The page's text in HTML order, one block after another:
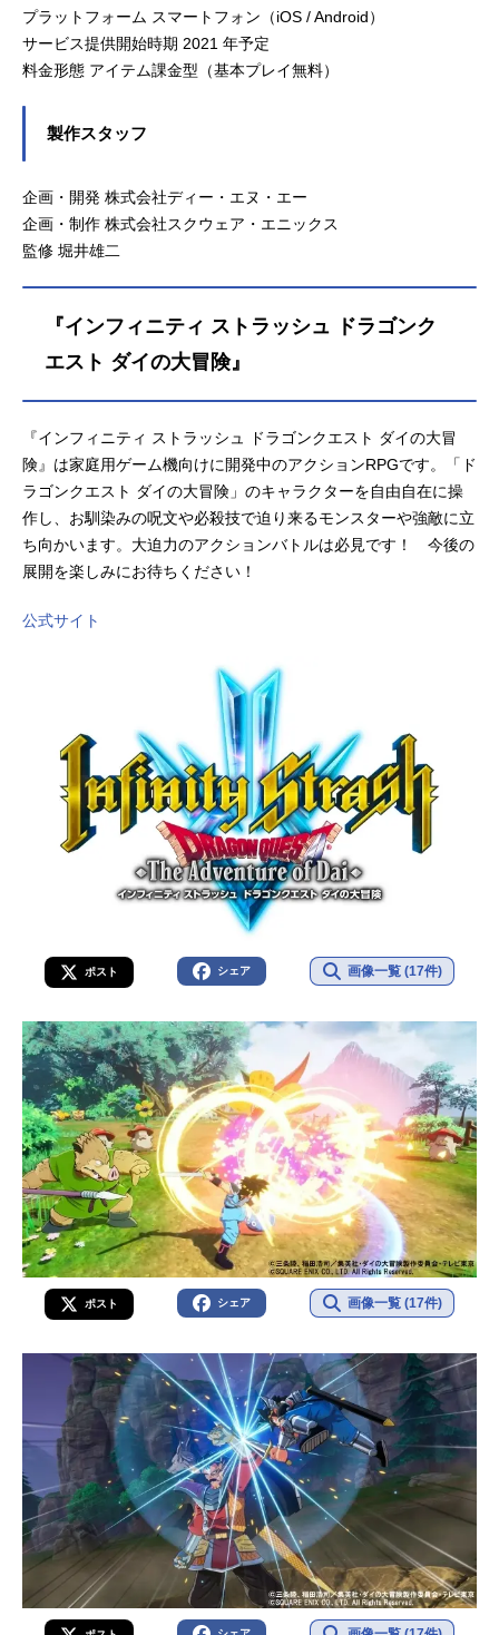
プラットフォーム スマートフォン（iOS / Android）
サービス提供開始時期 2021 年予定
料金形態 アイテム課金型（基本プレイ無料）
製作スタッフ
企画・開発 株式会社ディー・エヌ・エー
企画・制作 株式会社スクウェア・エニックス
監修 堀井雄二
『インフィニティ ストラッシュ ドラゴンク
エスト ダイの大冒険』
『インフィニティ ストラッシュ ドラゴンクエスト ダイの大冒
険』は家庭用ゲーム機向けに開発中のアクションRPGです。「ド
ラゴンクエスト ダイの大冒険」のキャラクターを自由自在に操
作し、お馴染みの呪文や必殺技で迫り来るモンスターや強敵に立
ち向かいます。大迫力のアクションバトルは必見です！ 今後の
展開を楽しみにお待ちください！
公式サイト
ポスト シェア 画像一覧 (17件)
ポスト シェア 画像一覧 (17件)